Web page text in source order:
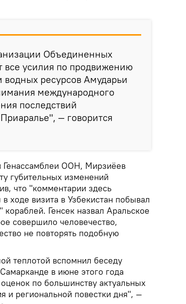
Объединенных
все усилия по продвижению
ресурсов Амударьи
международного
последствий
— говорится
Генассамблеи ООН, Мирзиёев
губительных изменений
что "комментарии здесь
ходе визита в Узбекистан побывал
Генсек назвал Аральское
совершило человечество,
не повторять подобную
теплотой вспомнил беседу
в июне этого года
по большинству актуальных
и региональной повестки дня", —